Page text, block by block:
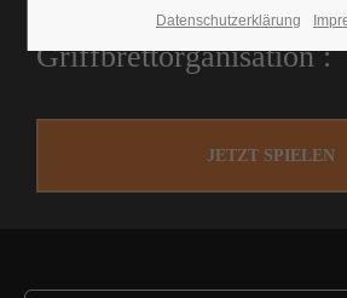
Griffbrettorganisation :
JETZT SPIELEN
Datenschutzerklärung